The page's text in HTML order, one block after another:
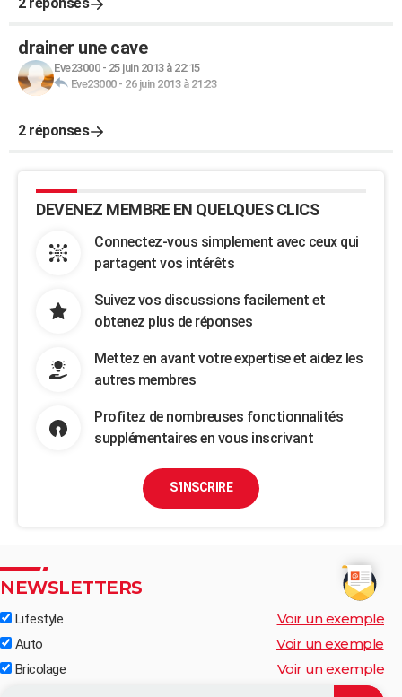
drainer une cave
Eve23000- 25 juin 2013 à 22:15
Eve23000- 26 juin 2013 à 21:23
2 réponses
DEVENEZ MEMBRE EN QUELQUES CLICS
Connectez-vous simplement avec ceux qui
partagent vos intérêts
Suivez vos discussions facilement et
obtenez plus de réponses
Mettez en avant votre expertise et aidez les
autres membres
Profitez de nombreuses fonctionnalités
supplémentaires en vous inscrivant
S'INSCRIRE
NEWSLETTERS
Lifestyle Voir un exemple
Auto Voir un exemple
Bricolage Voir un exemple